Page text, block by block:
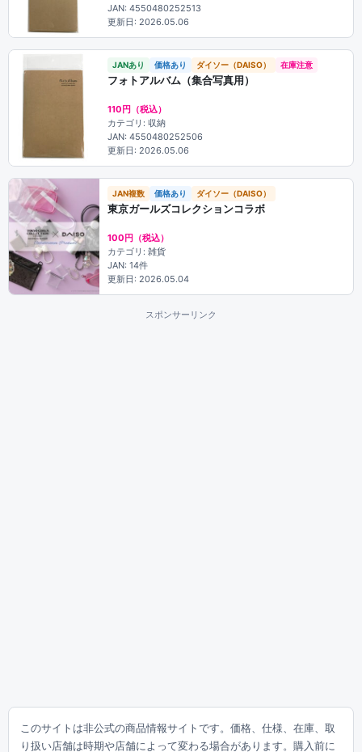
JAN: 4550480252513
更新日: 2026.05.06
JANあり 価格あり ダイソー（DAISO） 在庫注意
フォトアルバム（集合写真用）
110円（税込）
カテゴリ: 収納
JAN: 4550480252506
更新日: 2026.05.06
JAN複数 価格あり ダイソー（DAISO）
東京ガールズコレクションコラボ
100円（税込）
カテゴリ: 雑貨
JAN: 14件
更新日: 2026.05.04
スポンサーリンク
このサイトは非公式の商品情報サイトです。価格、仕様、在庫、取
り扱い店舗は時期や店舗によって変わる場合があります。購入前に